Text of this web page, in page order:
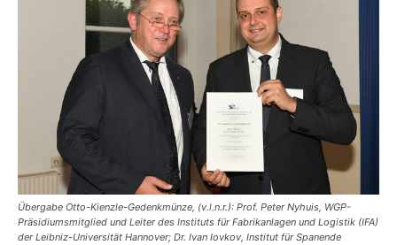
Übergabe Otto-Kienzle-Gedenkmünze, (v.l.n.r.): Prof. Peter Nyhuis, WGP-
Präsidiumsmitglied und Leiter des Instituts für Fabrikanlagen und Logistik (IFA)
der Leibniz-Universität Hannover; Dr. Ivan Iovkov, Institut für Spanende